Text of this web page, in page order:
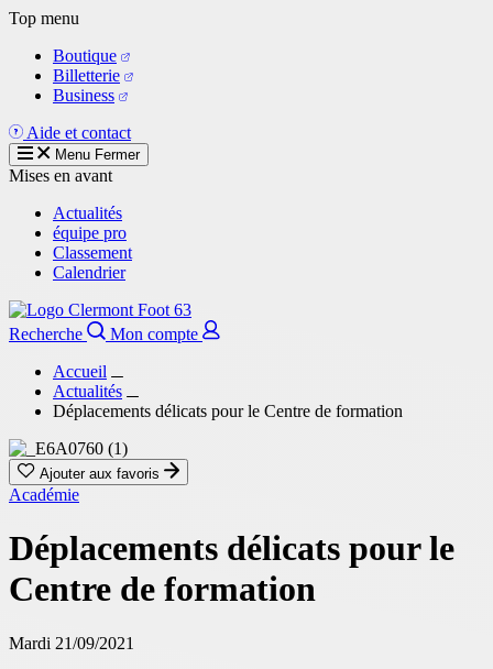
Aller
contenu
principal
Top menu
Boutique
Billetterie
Business
Aide et contact
Menu Fermer
Mises en avant
Actualités
équipe pro
Classement
Calendrier
Recherche
Mon compte
Accueil
Actualités
Déplacements délicats pour le Centre de formation
Ajouter aux favoris
Académie
Déplacements délicats pour le
Centre de formation
Mardi 21/09/2021